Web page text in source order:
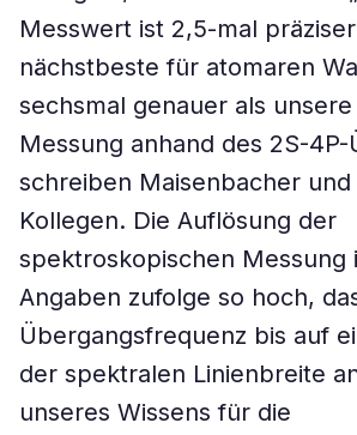
Messwert ist 2,5-mal
nächstbeste für atomaren
sechsmal genauer als
Messung anhand des 2S-4P-
schreiben Maisenbacher und
Kollegen. Die Auflösung der
spektroskopischen Messung
Angaben zufolge so hoch,
Übergangsfrequenz bis auf
der spektralen Linienbreite
unseres Wissens für die